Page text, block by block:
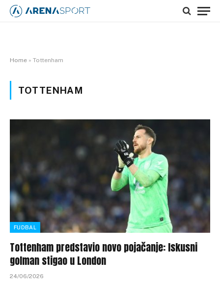
Home » Tottenham
TOTTENHAM
FUDBAL
Tottenham predstavio novo pojačanje: Iskusni
golman stigao u London
24/06/2026